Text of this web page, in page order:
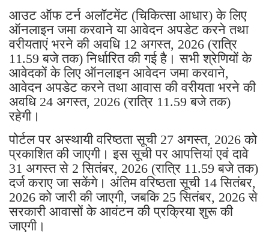
आउट ऑफ टर्न अलॉटमेंट (चिकित्सा आधार) के लिए
ऑनलाइन जमा करवाने या आवेदन अपडेट करने तथा
वरीयताएं भरने की अवधि 12 अगस्त, 2026 (रात्रि
11.59 बजे तक) निर्धारित की गई है। सभी श्रेणियों के
आवेदकों के लिए ऑनलाइन आवेदन जमा करवाने,
आवेदन अपडेट करने तथा आवास की वरीयता भरने की
अवधि 24 अगस्त, 2026 (रात्रि 11.59 बजे तक)
रहेगी।
पोर्टल पर अस्थायी वरिष्ठता सूची 27 अगस्त, 2026 को
प्रकाशित की जाएगी। इस सूची पर आपत्तियां एवं दावे
31 अगस्त से 2 सितंबर, 2026 (रात्रि 11.59 बजे तक)
दर्ज कराए जा सकेंगे। अंतिम वरिष्ठता सूची 14 सितंबर,
2026 को जारी की जाएगी, जबकि 25 सितंबर, 2026 से
सरकारी आवासों के आवंटन की प्रक्रिया शुरू की
जाएगी।